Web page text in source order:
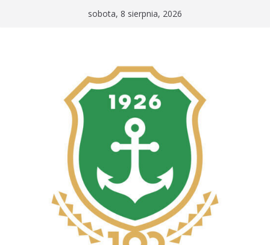
sobota, 8 sierpnia, 2026